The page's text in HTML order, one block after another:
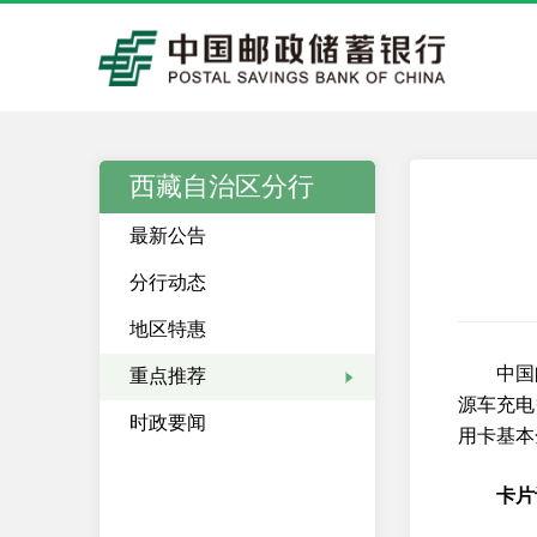
西藏自治区分行
最新公告
分行动态
地区特惠
重点推荐
时政要闻
中
源车充
用卡基
卡